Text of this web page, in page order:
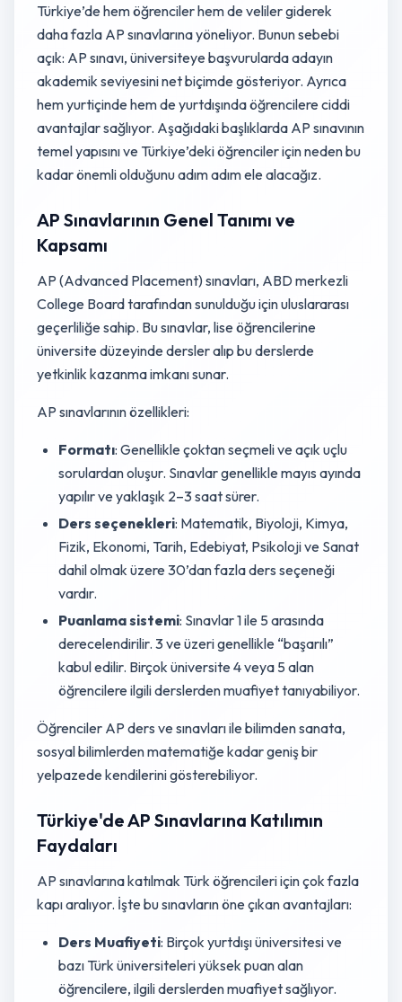
Türkiye’de hem öğrenciler hem de veliler giderek
daha fazla AP sınavlarına yöneliyor. Bunun sebebi
açık: AP sınavı, üniversiteye başvurularda adayın
akademik seviyesini net biçimde gösteriyor. Ayrıca
hem yurtiçinde hem de yurtdışında öğrencilere ciddi
avantajlar sağlıyor. Aşağıdaki başlıklarda AP sınavının
temel yapısını ve Türkiye’deki öğrenciler için neden bu
kadar önemli olduğunu adım adım ele alacağız.
AP Sınavlarının Genel Tanımı ve
Kapsamı
AP (Advanced Placement) sınavları, ABD merkezli
College Board tarafından sunulduğu için uluslararası
geçerliliğe sahip. Bu sınavlar, lise öğrencilerine
üniversite düzeyinde dersler alıp bu derslerde
yetkinlik kazanma imkanı sunar.
AP sınavlarının özellikleri:
Formatı: Genellikle çoktan seçmeli ve açık uçlu
sorulardan oluşur. Sınavlar genellikle mayıs ayında
yapılır ve yaklaşık 2–3 saat sürer.
Ders seçenekleri: Matematik, Biyoloji, Kimya,
Fizik, Ekonomi, Tarih, Edebiyat, Psikoloji ve Sanat
dahil olmak üzere 30’dan fazla ders seçeneği
vardır.
Puanlama sistemi: Sınavlar 1 ile 5 arasında
derecelendirilir. 3 ve üzeri genellikle “başarılı”
kabul edilir. Birçok üniversite 4 veya 5 alan
öğrencilere ilgili derslerden muafiyet tanıyabiliyor.
Öğrenciler AP ders ve sınavları ile bilimden sanata,
sosyal bilimlerden matematiğe kadar geniş bir
yelpazede kendilerini gösterebiliyor.
Türkiye'de AP Sınavlarına Katılımın
Faydaları
AP sınavlarına katılmak Türk öğrencileri için çok fazla
kapı aralıyor. İşte bu sınavların öne çıkan avantajları:
Ders Muafiyeti: Birçok yurtdışı üniversitesi ve
bazı Türk üniversiteleri yüksek puan alan
öğrencilere, ilgili derslerden muafiyet sağlıyor.